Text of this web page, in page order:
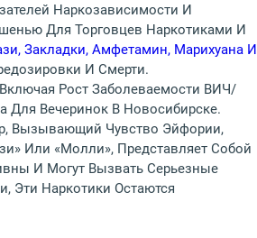
Наркозависимости И
Для Торговцев Наркотиками И
Закладки, Амфетамин, Марихуана И
И Смерти.
Рост Заболеваемости ВИЧ/
Вечеринок В Новосибирске.
Вызывающий Чувство Эйфории,
Или «молли», Представляет Собой
И Могут Вызвать Серьезные
Эти Наркотики Остаются